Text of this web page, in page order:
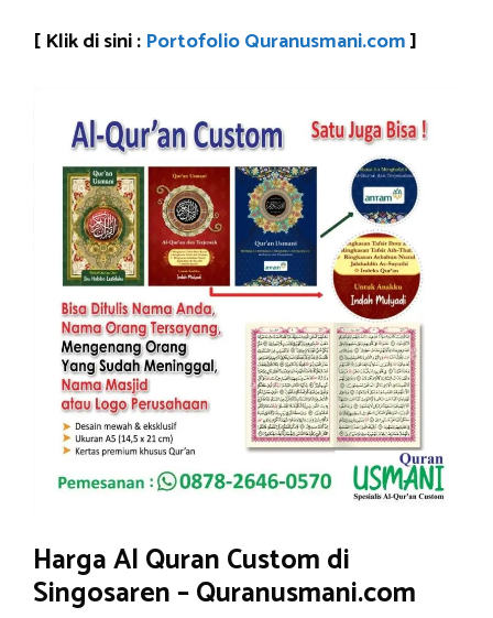
[ Klik di sini : Portofolio Quranusmani.com]
Harga Al Quran Custom di
Singosaren – Quranusmani.com